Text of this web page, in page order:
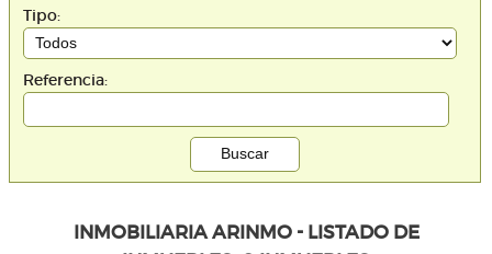
Tipo:
Referencia:
INMOBILIARIA ARINMO - LISTADO DE